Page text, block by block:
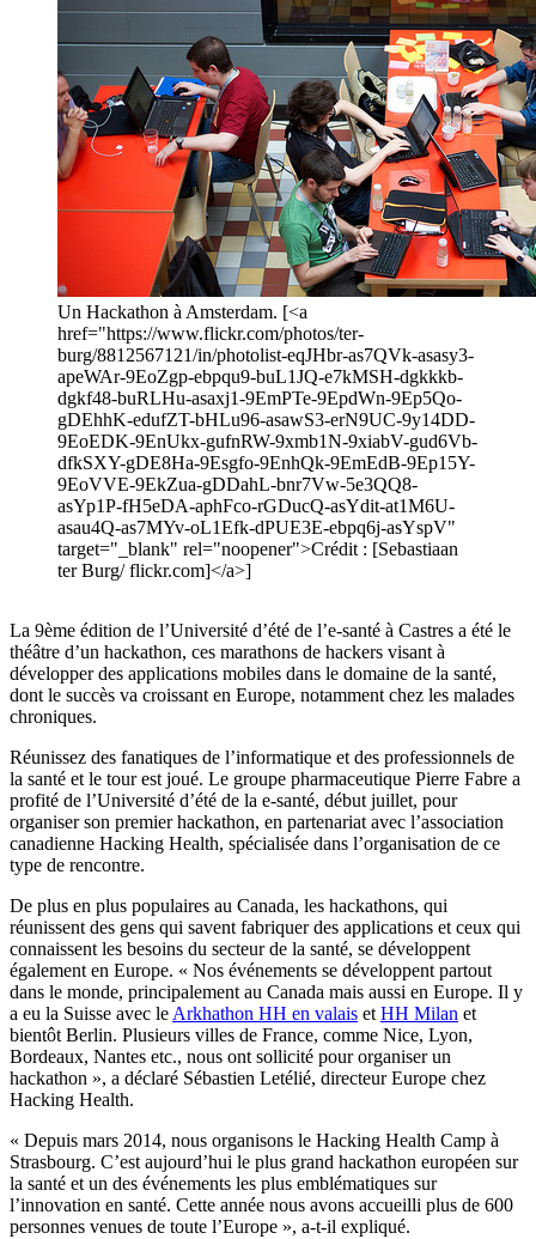
Un Hackathon à Amsterdam. [<a
href="https://www.flickr.com/photos/ter-
burg/8812567121/in/photolist-eqJHbr-as7QVk-asasy3-
apeWAr-9EoZgp-ebpqu9-buL1JQ-e7kMSH-dgkkkb-
dgkf48-buRLHu-asaxj1-9EmPTe-9EpdWn-9Ep5Qo-
gDEhhK-edufZT-bHLu96-asawS3-erN9UC-9y14DD-
9EoEDK-9EnUkx-gufnRW-9xmb1N-9xiabV-gud6Vb-
dfkSXY-gDE8Ha-9Esgfo-9EnhQk-9EmEdB-9Ep15Y-
9EoVVE-9EkZua-gDDahL-bnr7Vw-5e3QQ8-
asYp1P-fH5eDA-aphFco-rGDucQ-asYdit-at1M6U-
asau4Q-as7MYv-oL1Efk-dPUE3E-ebpq6j-asYspV"
target="_blank" rel="noopener">Crédit : [Sebastiaan
ter Burg/ flickr.com]</a>]
La 9ème édition de l’Université d’été de l’e-santé à Castres a été le
théâtre d’un hackathon, ces marathons de hackers visant à
développer des applications mobiles dans le domaine de la santé,
dont le succès va croissant en Europe, notamment chez les malades
chroniques.
Réunissez des fanatiques de l’informatique et des professionnels de
la santé et le tour est joué. Le groupe pharmaceutique Pierre Fabre a
profité de l’Université d’été de la e-santé, début juillet, pour
organiser son premier hackathon, en partenariat avec l’association
canadienne Hacking Health, spécialisée dans l’organisation de ce
type de rencontre.
De plus en plus populaires au Canada, les hackathons, qui
réunissent des gens qui savent fabriquer des applications et ceux qui
connaissent les besoins du secteur de la santé, se développent
également en Europe. « Nos événements se développent partout
dans le monde, principalement au Canada mais aussi en Europe. Il y
a eu la Suisse avec le Arkhathon HH en valais et HH Milan et
bientôt Berlin. Plusieurs villes de France, comme Nice, Lyon,
Bordeaux, Nantes etc., nous ont sollicité pour organiser un
hackathon », a déclaré Sébastien Letélié, directeur Europe chez
Hacking Health.
« Depuis mars 2014, nous organisons le Hacking Health Camp à
Strasbourg. C’est aujourd’hui le plus grand hackathon européen sur
la santé et un des événements les plus emblématiques sur
l’innovation en santé. Cette année nous avons accueilli plus de 600
personnes venues de toute l’Europe », a-t-il expliqué.